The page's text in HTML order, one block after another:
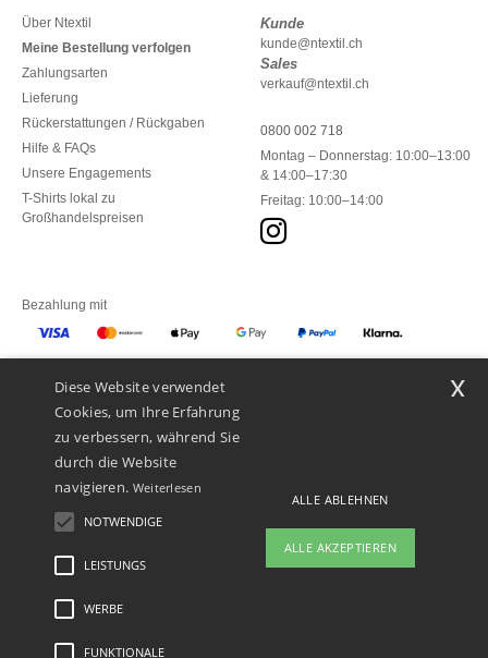
Über Ntextil
Meine Bestellung verfolgen
Zahlungsarten
Lieferung
Rückerstattungen / Rückgaben
Hilfe & FAQs
Unsere Engagements
T-Shirts lokal zu
Großhandelspreisen
Kunde
kunde@ntextil.ch
Sales
verkauf@ntextil.ch
0800 002 718
Montag – Donnerstag: 10:00–13:00
& 14:00–17:30
Freitag: 10:00–14:00
Bezahlung mit
Unsere Paketzusteller
Rechtliche Hinweise
Diese Website verwendet
Cookies, um Ihre Erfahrung
zu verbessern, während Sie
durch die Website
navigieren. Weiterlesen
NOTWENDIGE
LEISTUNGS
WERBE
FUNKTIONALE
ALLE ABLEHNEN
ALLE AKZEPTIEREN
x